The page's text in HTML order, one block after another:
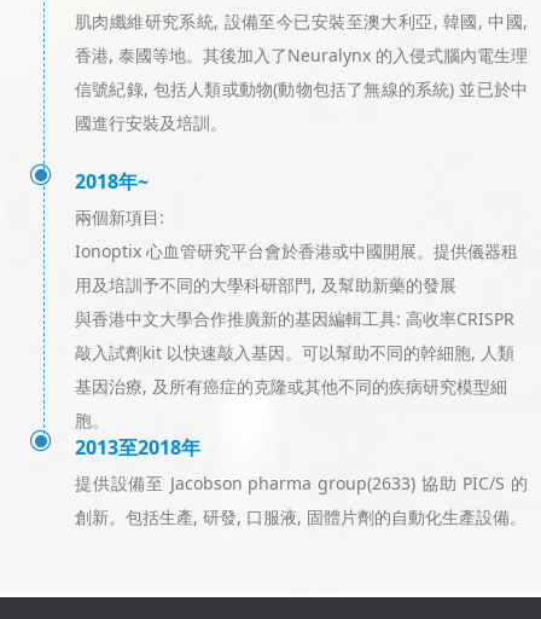
肌肉纖維研究系統, 設備至今已安裝至澳大利亞, 韓國, 中國,
香港, 泰國等地。其後加入了Neuralynx 的入侵式腦內電生理
信號紀錄, 包括人類或動物(動物包括了無線的系統) 並已於中
國進行安裝及培訓。
ꀉ 2018年~
兩個新項目:
Ionoptix 心血管研究平台會於香港或中國開展。提供儀器租
用及培訓予不同的大學科研部門, 及幫助新藥的發展
與香港中文大學合作推廣新的基因編輯工具: 高收率CRISPR
敲入試劑kit 以快速敲入基因。可以幫助不同的幹細胞, 人類
基因治療, 及所有癌症的克隆或其他不同的疾病研究模型細
胞。
2013至2018年
提供設備至 Jacobson pharma group(2633) 協助 PIC/S 的
創新。包括生產, 研發, 口服液, 固體片劑的自動化生產設備。
ꀉ